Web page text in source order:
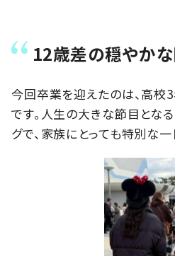
12歳差の穏やか
今回卒業を迎えたのは、高校
です。人生の大きな節目とな
グで、家族にとっても特別な一